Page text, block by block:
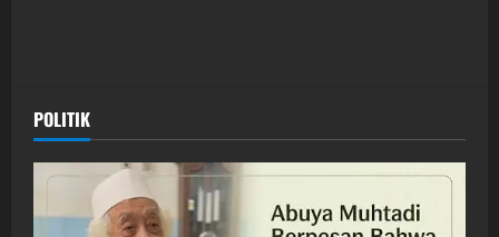
POLITIK